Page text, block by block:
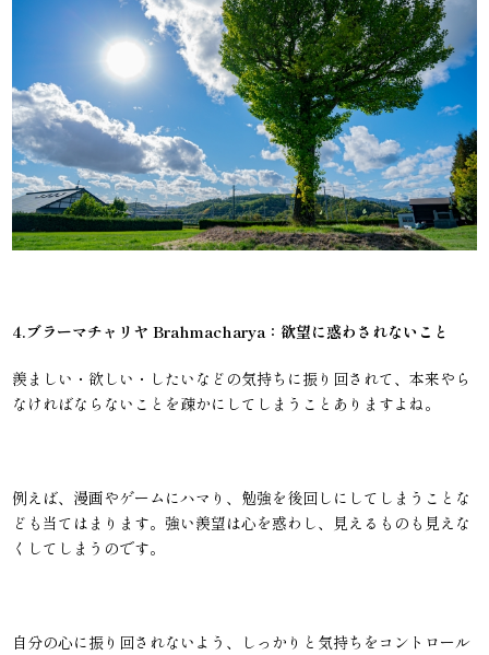
4.ブラーマチャリヤ Brahmacharya：欲望に惑わされないこと
羨ましい・欲しい・したいなどの気持ちに振り回されて、本来やら
なければならないことを疎かにしてしまうことありますよね。
例えば、漫画やゲームにハマり、勉強を後回しにしてしまうことな
ども当てはまります。強い羨望は心を惑わし、見えるものも見えな
くしてしまうのです。
自分の心に振り回されないよう、しっかりと気持ちをコントロール